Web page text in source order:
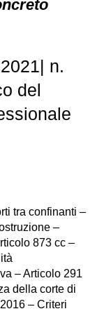
n.
del
tra confinanti –
–
873 cc –
– Articolo 291
della corte di
– Criteri